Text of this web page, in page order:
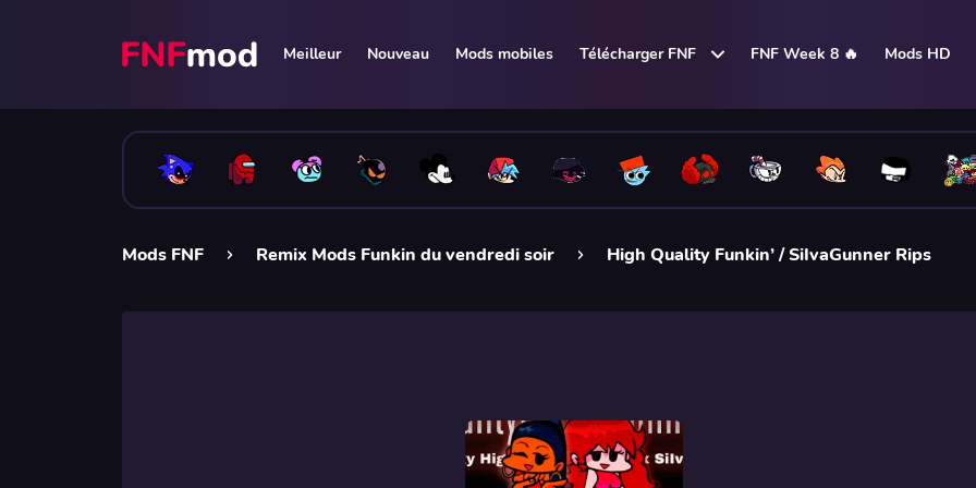
Meilleur Nouveau Mods mobiles Télécharger FNF FNF Week 8 🔥 Mods HD
Mods FNF Remix Mods Funkin du vendredi soir High Quality Funkin’ / SiIvaGunner Rips